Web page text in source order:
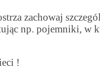
zachowaj
np. pojemniki, w
!